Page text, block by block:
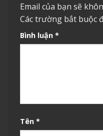
Email của bạn sẽ
Các trường bắt buộc
Bình luận *
Tên *